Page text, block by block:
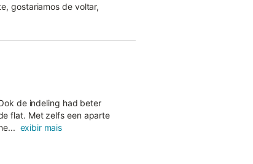
gostariamos de voltar,
de indeling had beter
flat. Met zelfs een aparte
exibir mais